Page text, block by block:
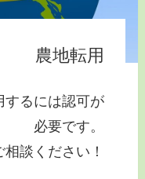
農地転用
するには認可が
必要です。
談ください！